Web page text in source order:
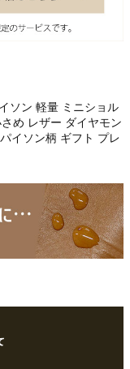
ソン 軽量 ミニショル
め レザー ダイヤモン
イソン柄 ギフト プレ